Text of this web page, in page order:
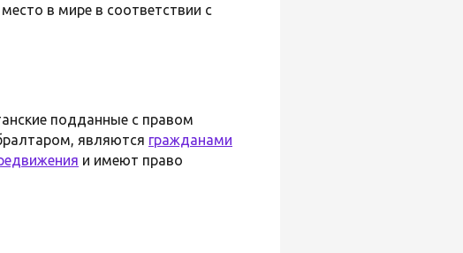
в мире в соответствии с
подданные с правом
являются гражданами
и имеют право